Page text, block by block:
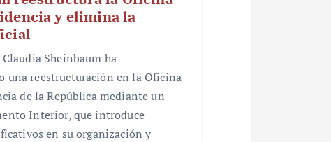
y elimina la
Sheinbaum ha
una reestructuración en la Oficina
de la República mediante un
Interior, que introduce
en su organización y